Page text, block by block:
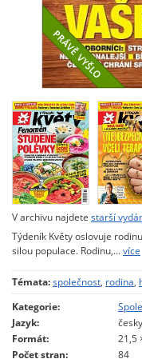
V archivu najdete starší
Týdeník Květy oslovuje
silou populace. Rodinu,…více
Témata:společnost, rodina,
Kategorie:
Jazyk:
česky
Formát:
21,5
Počet stran:
84